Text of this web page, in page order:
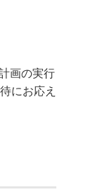
画の実行
にお応え